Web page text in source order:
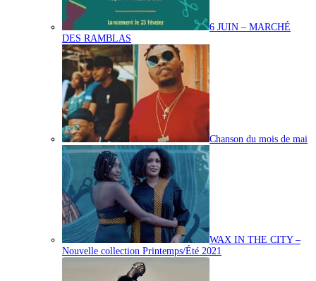
6 JUIN – MARCHÉ
DES RAMBLAS
Chanson du mois de mai
WAX IN THE CITY –
Nouvelle collection Printemps/Été 2021